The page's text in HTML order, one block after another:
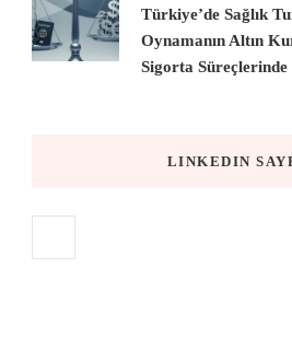
Türkiye’de Sağlık
Oynamanın Altın
Sigorta
LINKEDIN